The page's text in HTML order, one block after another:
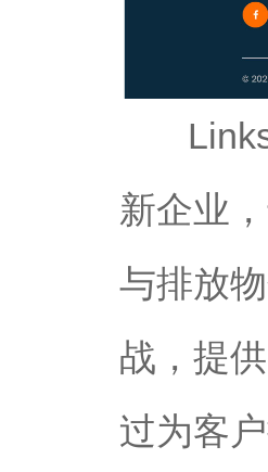
新企业
与排放
战，提
过为客